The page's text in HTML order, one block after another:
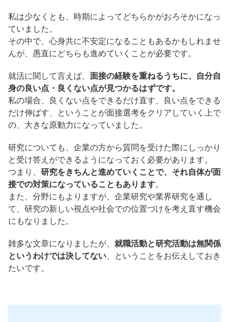
私は少なくとも、時期によってどちらかがおろそかになっ
ていました。
その中で、心身共に不安定になることもあるかもしれませ
んが、愚直にどちらも進めていくことが必要です。
就活に関して言えば、 面接の経験を重ねるうちに、自分自
身の良い点・良くない点が見つかるはずです。
私の場合、良くない点をできるだけ直す、良い点をできる
だけ伸ばす、ということが面接選考をクリアしていく上で
の、大きな原動力になっていました。
研究についても、企業の方から質問を受けた際にしっかり
と受け答えができるようになっておく必要があります。
つまり、 研究をきちんと進めていくことで、それ自体が面
接での対策になっていることもあります。
また、分野にもよりますが、企業研究や業界研究を通し
て、研究の新しい視点や社会での位置づけを考え直す機会
にもなりました。
雑多な文章になりましたが、 就職活動と研究活動は無関係
というわけでは決してない、ということをお伝えしておき
たいです。